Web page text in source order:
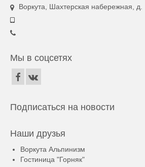
Воркута, Шахтерская набережная, д.
Мы в соцсетях
Подписаться на новости
Наши друзья
Воркута Альпинизм
Гостиница "Горняк"